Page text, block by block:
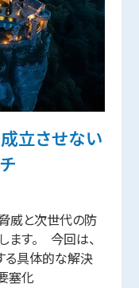
立させない
威と次世代の防
ます。 今回は、
る具体的な解決
塞化